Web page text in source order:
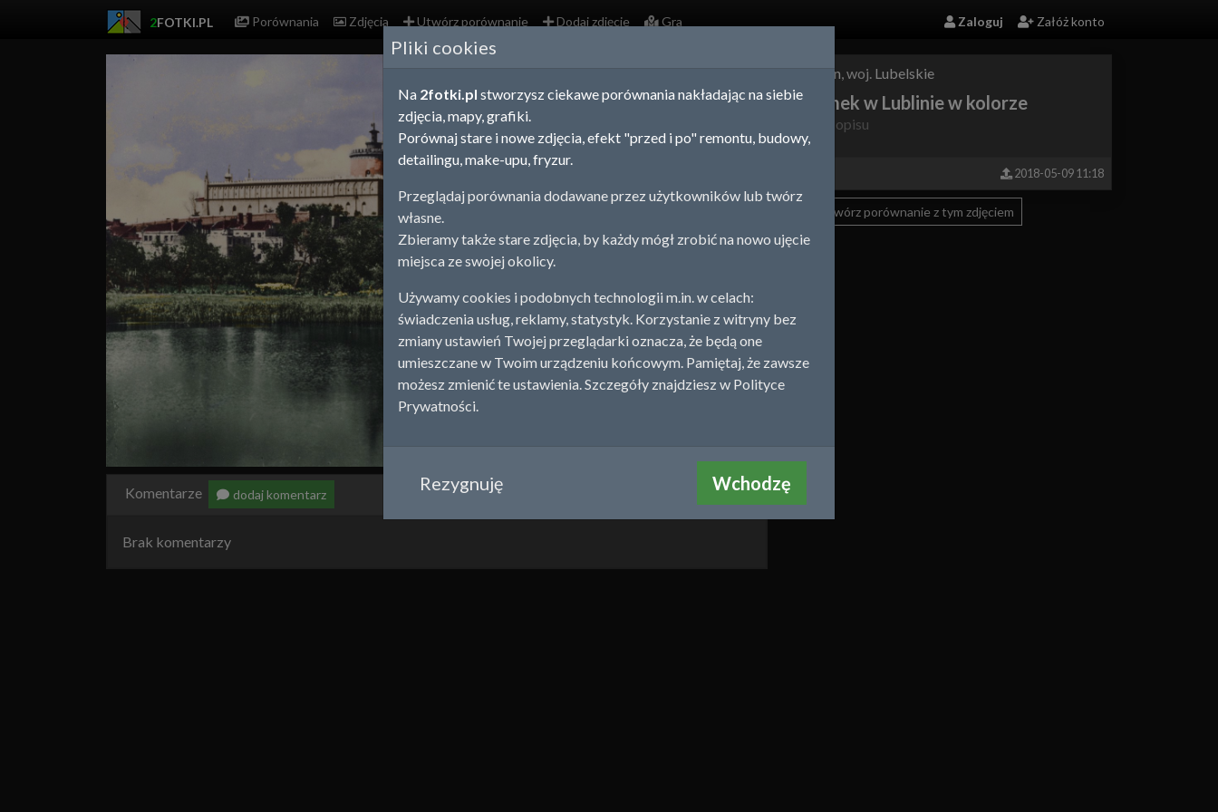
2FOTKI.PL Porównania Zdjęcia Utwórz porównanie Dodaj zdjęcie Gra Zaloguj Załóż konto
Lublin, woj. Lubelskie
Zamek w Lublinie w kolorze
brak opisu
2018-05-09 11:18
Utwórz porównanie z tym zdjęciem
Komentarze dodaj komentarz
Brak komentarzy
Pliki cookies
Na 2fotki.pl stworzysz ciekawe porównania nakładając na siebie
zdjęcia, mapy, grafiki.
Porównaj stare i nowe zdjęcia, efekt "przed i po" remontu, budowy,
detailingu, make-upu, fryzur.
Przeglądaj porównania dodawane przez użytkowników lub twórz
własne.
Zbieramy także stare zdjęcia, by każdy mógł zrobić na nowo ujęcie
miejsca ze swojej okolicy.
Używamy cookies i podobnych technologii m.in. w celach:
świadczenia usług, reklamy, statystyk. Korzystanie z witryny bez
zmiany ustawień Twojej przeglądarki oznacza, że będą one
umieszczane w Twoim urządzeniu końcowym. Pamiętaj, że zawsze
możesz zmienić te ustawienia. Szczegóły znajdziesz w Polityce
Prywatności.
Rezygnuję Wchodzę